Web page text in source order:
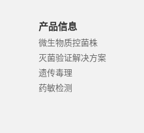
产品信息
微生物质控菌株
灭菌验证解决方案
遗传毒理
药敏检测